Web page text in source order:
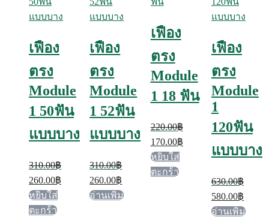
เฟือง
ตรง
Module
1 50ฟัน
แบบบาง
310.00฿
Original
price
was:
310.00฿.
260.00฿
price
หยิบใส่
ตะกร้า
เฟือง
ตรง
Module
1 52ฟัน
แบบบาง
310.00฿
Original
price
was:
260.00฿
price
is:
อ่านเพิ่ม
เฟือง
ตรง
Module
1 18 ฟัน
220.00฿
Original
price
was:
220.00฿.
170.00฿Current
price
หยิบใส่
ตะกร้า
เฟือง
ตรง
Module
1
120ฟัน
แบบบาง
630.00฿
Original
price
was:
580.00฿
price
is:
อ่านเพิ่ม